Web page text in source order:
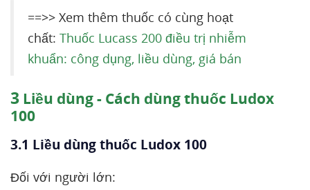
==>> Xem thêm thuốc có cùng hoạt
chất: Thuốc Lucass 200 điều trị nhiễm
khuẩn: công dụng, liều dùng, giá bán
3 Liều dùng - Cách dùng thuốc Ludox
100
3.1 Liều dùng thuốc Ludox 100
Đối với người lớn: